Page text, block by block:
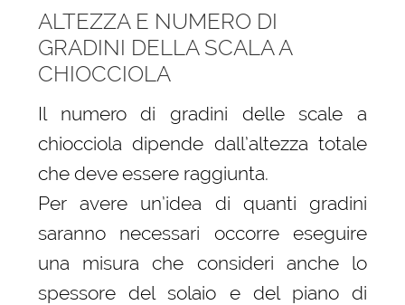
ALTEZZA E NUMERO DI
GRADINI DELLA SCALA A
CHIOCCIOLA
Il numero di gradini delle scale a
chiocciola dipende dall’altezza totale
che deve essere raggiunta.
Per avere un’idea di quanti gradini
saranno necessari occorre eseguire
una misura che consideri anche lo
spessore del solaio e del piano di